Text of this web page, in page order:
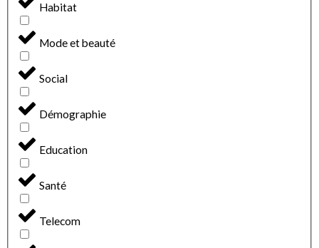
Habitat
Mode et beauté
Social
Démographie
Education
Santé
Telecom